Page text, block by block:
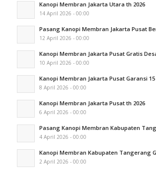
Kanopi Membran Jakarta Utara th 2026
14 April 2026 - 00:00
Pasang Kanopi Membran Jakarta Pusat
12 April 2026 - 00:00
Kanopi Membran Jakarta Pusat Gratis
10 April 2026 - 00:00
Kanopi Membran Jakarta Pusat Garansi
8 April 2026 - 00:00
Kanopi Membran Jakarta Pusat th 2026
6 April 2026 - 00:00
Pasang Kanopi Membran Kabupaten
4 April 2026 - 00:00
Kanopi Membran Kabupaten Tangerang
2 April 2026 - 00:00